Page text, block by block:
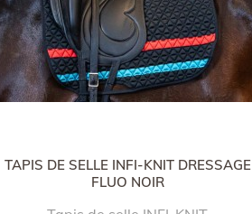
TAPIS DE SELLE INFI-KNIT DRESSAGE
FLUO NOIR